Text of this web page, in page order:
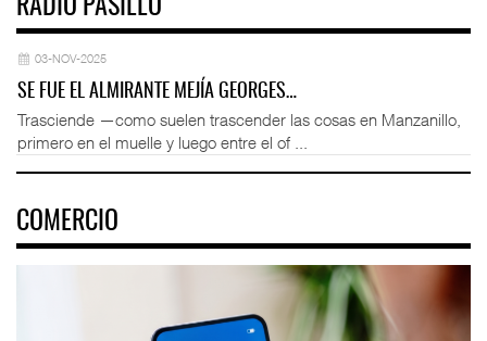
RADIO PASILLO
03-NOV-2025
SE FUE EL ALMIRANTE MEJÍA GEORGES…
Trasciende —como suelen trascender las cosas en Manzanillo,
primero en el muelle y luego entre el of ...
COMERCIO